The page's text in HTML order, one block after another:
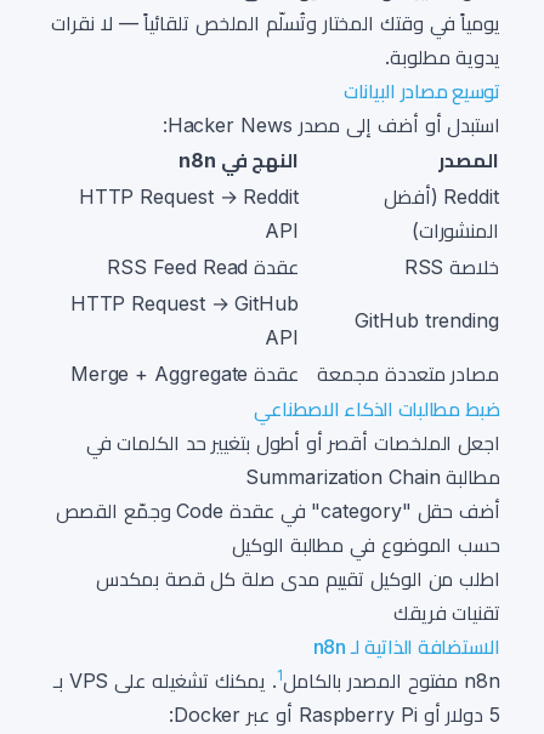
يومياً في وقتك المختار وتُسلّم الملخص تلقائياً — لا نقرات
يدوية مطلوبة.
توسيع مصادر البيانات
استبدل أو أضف إلى مصدر Hacker News:
المصدر
النهج في n8n
Reddit (أفضل
المنشورات)
HTTP Request → Reddit
API
خلاصة RSS
عقدة RSS Feed Read
GitHub trending
HTTP Request → GitHub
API
مصادر متعددة مجمعة
عقدة Merge + Aggregate
ضبط مطالبات الذكاء الاصطناعي
اجعل الملخصات أقصر أو أطول بتغيير حد الكلمات في
مطالبة Summarization Chain
أضف حقل "category" في عقدة Code وجمّع القصص
حسب الموضوع في مطالبة الوكيل
اطلب من الوكيل تقييم مدى صلة كل قصة بمكدس
تقنيات فريقك
الاستضافة الذاتية لـ n8n
n8n مفتوح المصدر بالكامل
1
. يمكنك تشغيله على VPS بـ
5 دولار أو Raspberry Pi أو عبر Docker: